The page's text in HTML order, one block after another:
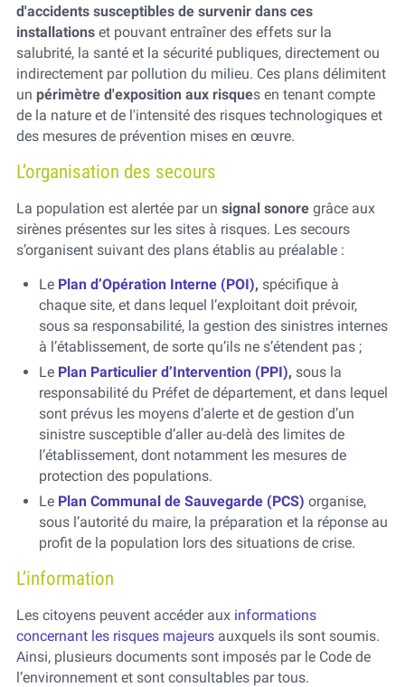
d'accidents susceptibles de survenir dans ces
installationset pouvant entraîner des effets sur la
salubrité, la santé et la sécurité publiques, directement ou
indirectement par pollution du milieu. Ces plans délimitent
un périmètre d'exposition aux risques en tenant compte
de la nature et de l'intensité des risques technologiques et
des mesures de prévention mises en œuvre.
L’organisation des secours
La population est alertée par un signal sonoregrâce aux
sirènes présentes sur les sites à risques. Les secours
s’organisent suivant des plans établis au préalable :
Le Plan d’Opération Interne (POI), spécifique à
chaque site, et dans lequel l’exploitant doit prévoir,
sous sa responsabilité, la gestion des sinistres internes
à l’établissement, de sorte qu’ils ne s’étendent pas ;
Le Plan Particulier d’Intervention (PPI), sous la
responsabilité du Préfet de département, et dans lequel
sont prévus les moyens d’alerte et de gestion d’un
sinistre susceptible d’aller au-delà des limites de
l’établissement, dont notamment les mesures de
protection des populations.
LePlan Communal de Sauvegarde (PCS) organise,
sous l’autorité du maire, la préparation et la réponse au
profit de la population lors des situations de crise.
L’information
Les citoyens peuvent accéder auxinformations
concernant les risques majeursauxquels ils sont soumis.
Ainsi, plusieurs documents sont imposés par le Code de
l’environnement et sont consultables par tous.